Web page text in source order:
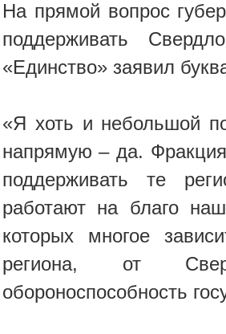
На прямой вопрос
поддерживать
«Единство» заявил
«Я хоть и небольшой
напрямую – да.
поддерживать те
работают на благо
которых многое
региона, от
обороноспособность